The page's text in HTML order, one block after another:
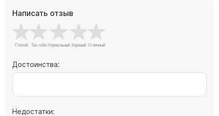
Скорбящие
Цветы
Написать отзыв
Достоинства:
Недостатки: